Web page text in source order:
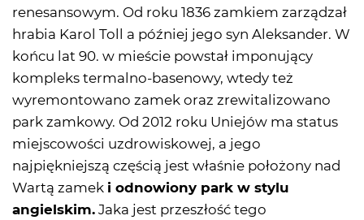
renesansowym. Od roku 1836 zamkiem zarządzał
hrabia Karol Toll a później jego syn Aleksander. W
końcu lat 90. w mieście powstał imponujący
kompleks termalno-basenowy, wtedy też
wyremontowano zamek oraz zrewitalizowano
park zamkowy. Od 2012 roku Uniejów ma status
miejscowości uzdrowiskowej, a jego
najpiękniejszą częścią jest właśnie położony nad
Wartą zamek i odnowiony park w stylu
angielskim. Jaka jest przeszłość tego